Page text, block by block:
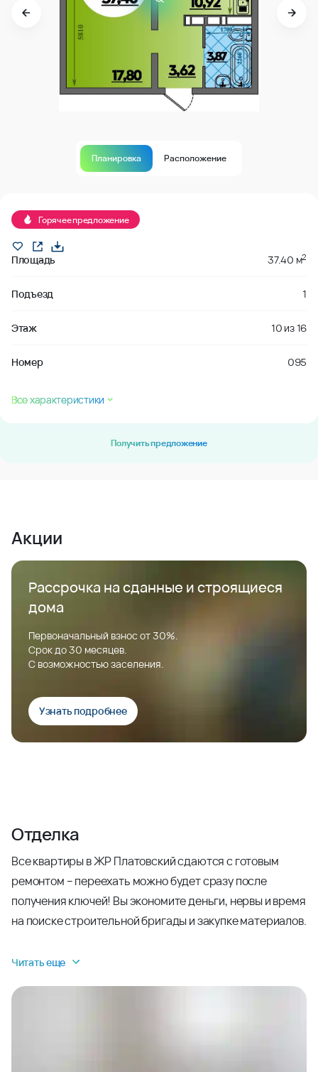
Планировка Расположение
Горячее предложение
Площадь 37.40 м2
Подъезд 1
Этаж 10 из16
Номер 095
Все характеристики
Получить предложение
Акции
Рассрочка на сданные и строящиеся
дома
Первоначальный взнос от 30%.
Срок до 30 месяцев.
С возможностью заселения.
Узнать подробнее
Отделка
Все квартиры в ЖР Платовский сдаются с готовым
ремонтом – переехать можно будет сразу после
получения ключей! Вы экономите деньги, нервы и время
на поиске строительной бригады и закупке материалов.
Читать еще